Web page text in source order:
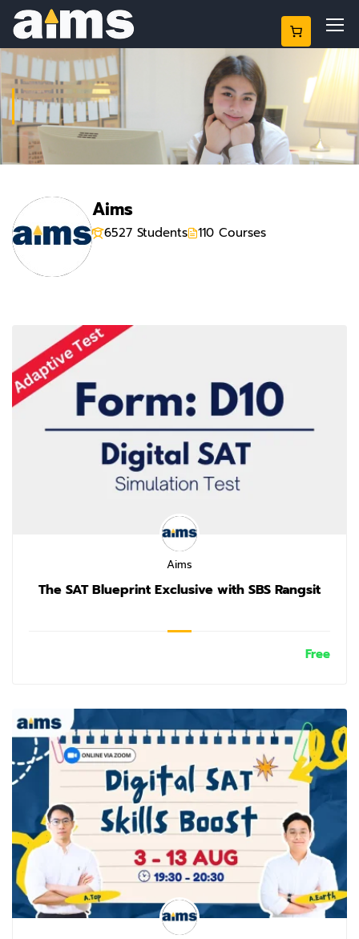
INSTRUCTOR
Aims
6527 Students 110 Courses
Aims
The SAT Blueprint Exclusive with SBS Rangsit
Free